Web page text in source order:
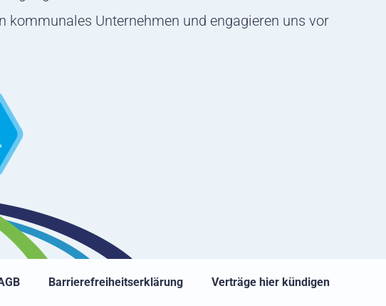
kommunales Unternehmen und engagieren uns vor
Barrierefreiheitserklärung Verträge hier kündigen